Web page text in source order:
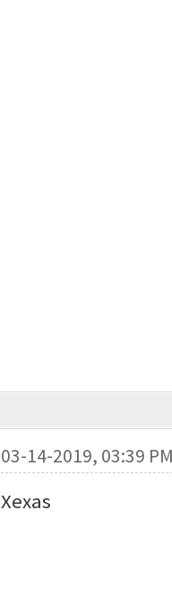
03-14-2019, 03:39
Xexas